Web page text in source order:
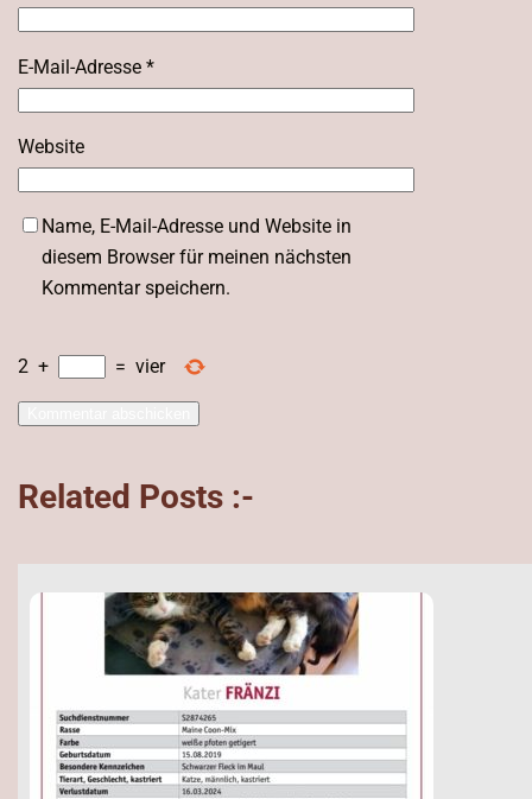
E-Mail-Adresse*
Website
Name, E-Mail-Adresse und Website in
diesem Browser für meinen nächsten
Kommentar speichern.
2 + = vier
Related Posts :-